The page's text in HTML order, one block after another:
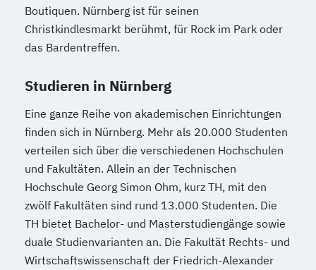
Boutiquen. Nürnberg ist für seinen
Christkindlesmarkt berühmt, für Rock im Park oder
das Bardentreffen.
Studieren in Nürnberg
Eine ganze Reihe von akademischen Einrichtungen
finden sich in Nürnberg. Mehr als 20.000 Studenten
verteilen sich über die verschiedenen Hochschulen
und Fakultäten. Allein an der Technischen
Hochschule Georg Simon Ohm, kurz TH, mit den
zwölf Fakultäten sind rund 13.000 Studenten. Die
TH bietet Bachelor- und Masterstudiengänge sowie
duale Studienvarianten an. Die Fakultät Rechts- und
Wirtschaftswissenschaft der Friedrich-Alexander